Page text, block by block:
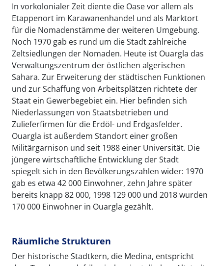
In vorkolonialer Zeit diente die Oase vor allem als
Etappenort im Karawanenhandel und als Marktort
für die Nomadenstämme der weiteren Umgebung.
Noch 1970 gab es rund um die Stadt zahlreiche
Zeltsiedlungen der Nomaden. Heute ist Ouargla das
Verwaltungszentrum der östlichen algerischen
Sahara. Zur Erweiterung der städtischen Funktionen
und zur Schaffung von Arbeitsplätzen richtete der
Staat ein Gewerbegebiet ein. Hier befinden sich
Niederlassungen von Staatsbetrieben und
Zulieferfirmen für die Erdöl- und Erdgasfelder.
Ouargla ist außerdem Standort einer großen
Militärgarnison und seit 1988 einer Universität. Die
jüngere wirtschaftliche Entwicklung der Stadt
spiegelt sich in den Bevölkerungszahlen wider: 1970
gab es etwa 42 000 Einwohner, zehn Jahre später
bereits knapp 82 000, 1998 129 000 und 2018 wurden
170 000 Einwohner in Ouargla gezählt.
Räumliche Strukturen
Der historische Stadtkern, die Medina, entspricht